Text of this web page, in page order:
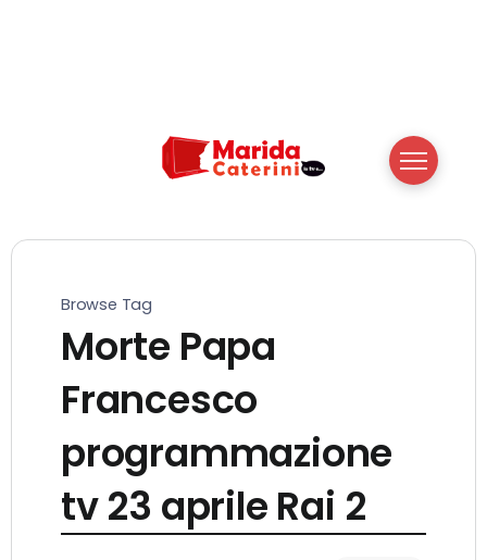
Browse Tag
Morte Papa
Francesco
programmazione
tv 23 aprile Rai 2